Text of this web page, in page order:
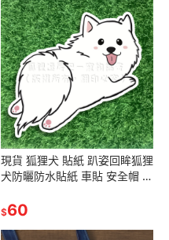
現貨 狐狸犬 貼紙 趴姿回眸狐狸
犬防曬防水貼紙 車貼 安全帽 行
$60